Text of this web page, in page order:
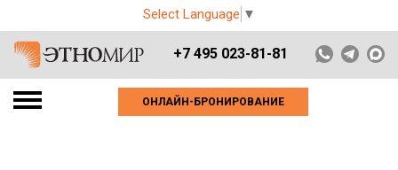
Select Language ▼
+7 495 023-81-81
ОНЛАЙН-БРОНИРОВАНИЕ